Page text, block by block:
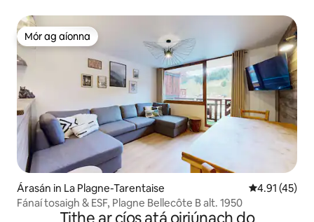
Mór ag aíonna
Mór ag aíonna
Árasán in La Plagne-Tarentaise Meánrátáil
4.91 (45)
Fánaí tosaigh & ESF, Plagne Bellecôte B alt. 1950